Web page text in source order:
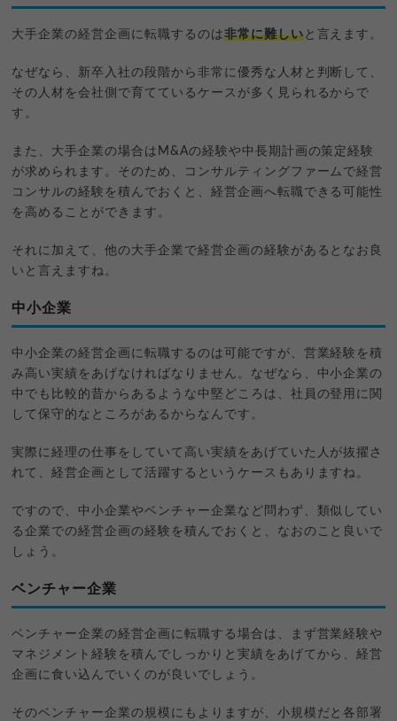
大手企業の経営企画に転職するのは非常に難しいと言えます。
なぜなら、新卒入社の段階から非常に優秀な人材と判断して、
その人材を会社側で育てているケースが多く見られるからで
す。
また、大手企業の場合はM&Aの経験や中長期計画の策定経験
が求められます。そのため、コンサルティングファームで経営
コンサルの経験を積んでおくと、経営企画へ転職できる可能性
を高めることができます。
それに加えて、他の大手企業で経営企画の経験があるとなお良
いと言えますね。
中小企業
中小企業の経営企画に転職するのは可能ですが、営業経験を積
み高い実績をあげなければなりません。なぜなら、中小企業の
中でも比較的昔からあるような中堅どころは、社員の登用に関
して保守的なところがあるからなんです。
実際に経理の仕事をしていて高い実績をあげていた人が抜擢さ
れて、経営企画として活躍するというケースもありますね。
ですので、中小企業やベンチャー企業など問わず、類似してい
る企業での経営企画の経験を積んでおくと、なおのこと良いで
しょう。
ベンチャー企業
ベンチャー企業の経営企画に転職する場合は、まず営業経験や
マネジメント経験を積んでしっかりと実績をあげてから、経営
企画に食い込んでいくのが良いでしょう。
そのベンチャー企業の規模にもよりますが、小規模だと各部署